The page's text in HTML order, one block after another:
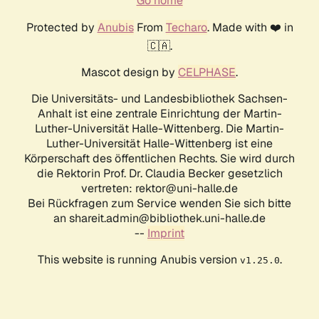
Protected by AnubisFrom Techaro. Made with ❤️ in
🇨🇦.
Mascot design by CELPHASE.
Die Universitäts- und Landesbibliothek Sachsen-
Anhalt ist eine zentrale Einrichtung der Martin-
Luther-Universität Halle-Wittenberg. Die Martin-
Luther-Universität Halle-Wittenberg ist eine
Körperschaft des öffentlichen Rechts. Sie wird durch
die Rektorin Prof. Dr. Claudia Becker gesetzlich
vertreten: rektor@uni-halle.de
Bei Rückfragen zum Service wenden Sie sich bitte
an shareit.admin@bibliothek.uni-halle.de
-- Imprint
This website is running Anubis version v1.25.0.